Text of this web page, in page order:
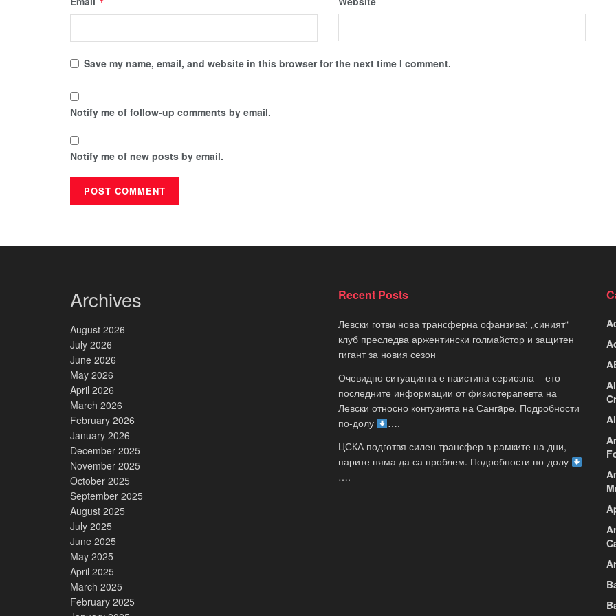
Save my name, email, and website in this browser for the next time I comment.
Notify me of follow-up comments by email.
Notify me of new posts by email.
Archives
August 2026
July 2026
June 2026
May 2026
April 2026
March 2026
February 2026
January 2026
December 2025
November 2025
October 2025
September 2025
August 2025
July 2025
June 2025
May 2025
April 2025
March 2025
February 2025
Recent Posts
Левски готви нова трансферна офанзива: „синият“
клуб преследва аржентински голмайстор и защитен
гигант за новия сезон
Очевидно ситуацията е наистина сериозна – ето
последните информации от физиотерапевта на
Левски относно контузията на Сангaре. Подробности
по-долу
….
ЦСКА подготвя силен трансфер в рамките на дни,
парите няма да са проблем. Подробности по-долу
….